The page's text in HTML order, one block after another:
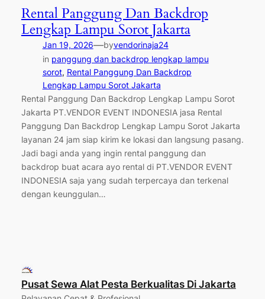
Rental Panggung Dan Backdrop
Lengkap Lampu Sorot Jakarta
Jan 19, 2026—byvendorinaja24
in panggung dan backdrop lengkap lampu
sorot, Rental Panggung Dan Backdrop
Lengkap Lampu Sorot Jakarta
Rental Panggung Dan Backdrop Lengkap Lampu Sorot
Jakarta PT.VENDOR EVENT INDONESIA jasa Rental
Panggung Dan Backdrop Lengkap Lampu Sorot Jakarta
layanan 24 jam siap kirim ke lokasi dan langsung pasang.
Jadi bagi anda yang ingin rental panggung dan
backdrop buat acara ayo rental di PT.VENDOR EVENT
INDONESIA saja yang sudah terpercaya dan terkenal
dengan keunggulan…
Pusat Sewa Alat Pesta Berkualitas Di Jakarta